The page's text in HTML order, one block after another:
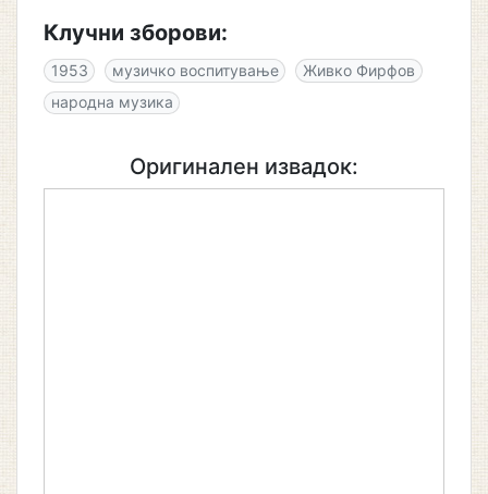
Клучни зборови:
1953 музичко воспитување
Живко Фирфов
народна музика
Оригинален извадок: